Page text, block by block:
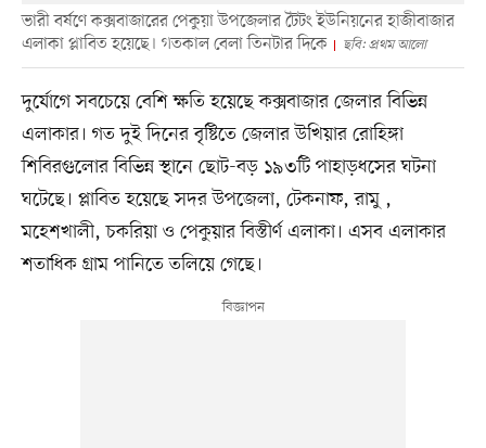
ভারী বর্ষণে কক্সবাজারের পেকুয়া উপজেলার টৈটং ইউনিয়নের হাজীবাজার
এলাকা প্লাবিত হয়েছে। গতকাল বেলা তিনটার দিকে
ছবি: প্রথম আলো
দুর্যোগে সবচেয়ে বেশি ক্ষতি হয়েছে কক্সবাজার জেলার বিভিন্ন
এলাকার। গত দুই দিনের বৃষ্টিতে জেলার উখিয়ার রোহিঙ্গা
শিবিরগুলোর বিভিন্ন স্থানে ছোট-বড় ১৯৩টি পাহাড়ধসের ঘটনা
ঘটেছে। প্লাবিত হয়েছে সদর উপজেলা, টেকনাফ, রামু ,
মহেশখালী, চকরিয়া ও পেকুয়ার বিস্তীর্ণ এলাকা। এসব এলাকার
শতাধিক গ্রাম পানিতে তলিয়ে গেছে।